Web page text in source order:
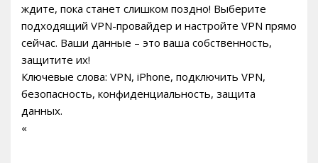
ждите, пока станет слишком поздно! Выберите
подходящий VPN-провайдер и настройте VPN прямо
сейчас. Ваши данные – это ваша собственность,
защитите их!
Ключевые слова: VPN, iPhone, подключить VPN,
безопасность, конфиденциальность, защита
данных.
«